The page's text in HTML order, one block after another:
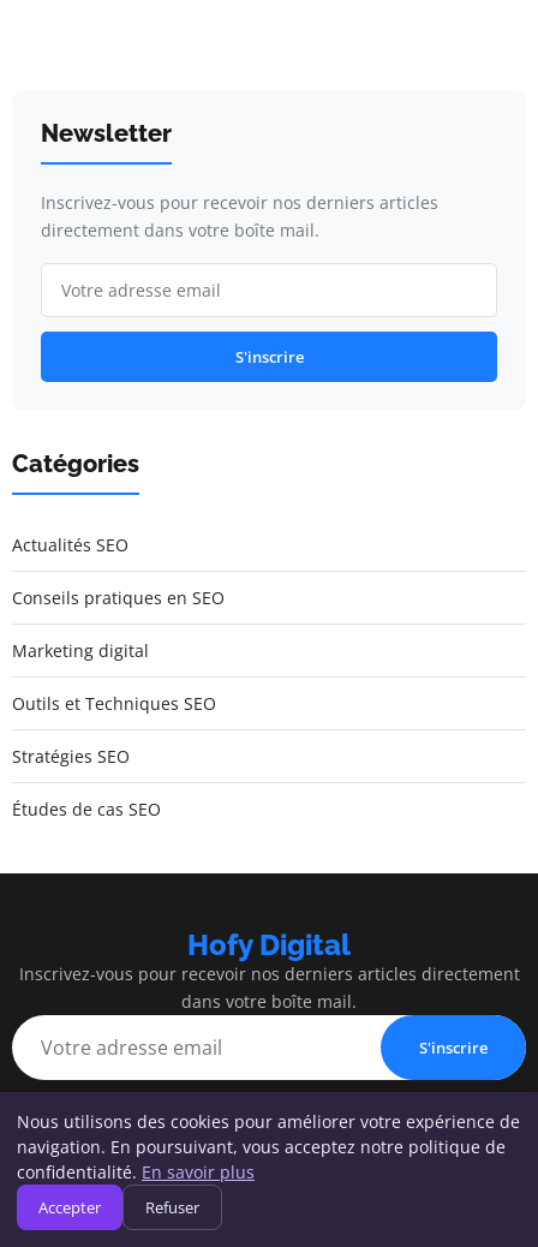
Newsletter
Inscrivez-vous pour recevoir nos derniers articles
directement dans votre boîte mail.
S'inscrire
Catégories
Actualités SEO
Conseils pratiques en SEO
Marketing digital
Outils et Techniques SEO
Stratégies SEO
Études de cas SEO
Hofy Digital
Inscrivez-vous pour recevoir nos derniers articles directement
dans votre boîte mail.
S'inscrire
Hofy Digital
Votre succès commence par un bon référencement
Nous utilisons des cookies pour améliorer votre expérience de
navigation. En poursuivant, vous acceptez notre politique de
confidentialité. En savoir plus
Accepter Refuser